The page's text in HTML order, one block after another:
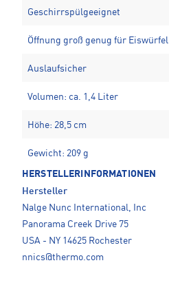
Geschirrspülgeeignet
Öffnung groß genug für Eiswürfel
Auslaufsicher
Volumen: ca. 1,4 Liter
Höhe: 28,5 cm
Gewicht: 209 g
HERSTELLERINFORMATIONEN
Hersteller
Nalge Nunc International, Inc
Panorama Creek Drive 75
USA - NY 14625 Rochester
nnics@thermo.com